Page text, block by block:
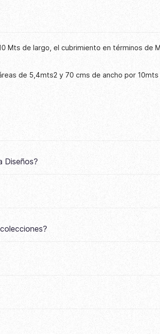
Mts de largo, el cubrimiento en términos de
de 5,4mts2 y 70 cms de ancho por 10mts
Diseños?